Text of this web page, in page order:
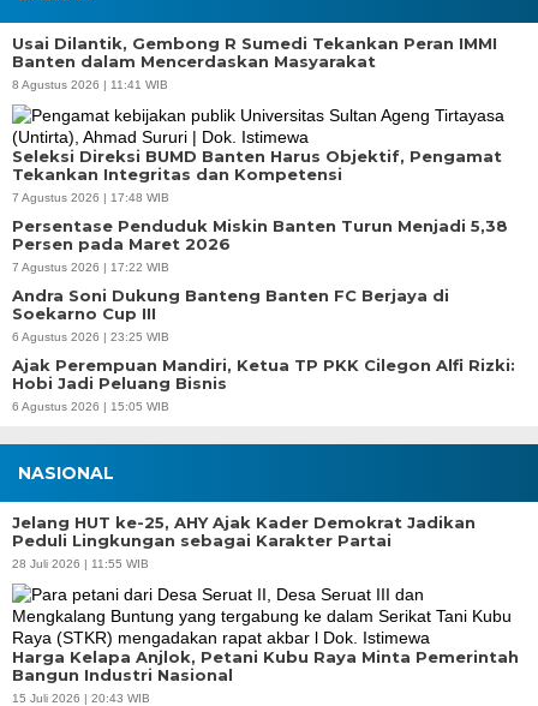
Usai Dilantik, Gembong R Sumedi Tekankan Peran IMMI
Banten dalam Mencerdaskan Masyarakat
8 Agustus 2026 | 11:41 WIB
Seleksi Direksi BUMD Banten Harus Objektif, Pengamat
Tekankan Integritas dan Kompetensi
7 Agustus 2026 | 17:48 WIB
Persentase Penduduk Miskin Banten Turun Menjadi 5,38
Persen pada Maret 2026
7 Agustus 2026 | 17:22 WIB
Andra Soni Dukung Banteng Banten FC Berjaya di
Soekarno Cup III
6 Agustus 2026 | 23:25 WIB
Ajak Perempuan Mandiri, Ketua TP PKK Cilegon Alfi Rizki:
Hobi Jadi Peluang Bisnis
6 Agustus 2026 | 15:05 WIB
NASIONAL
Jelang HUT ke-25, AHY Ajak Kader Demokrat Jadikan
Peduli Lingkungan sebagai Karakter Partai
28 Juli 2026 | 11:55 WIB
Harga Kelapa Anjlok, Petani Kubu Raya Minta Pemerintah
Bangun Industri Nasional
15 Juli 2026 | 20:43 WIB